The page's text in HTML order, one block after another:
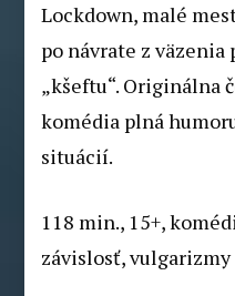
Lockdown, malé
po návrate z väzenia
„kšeftu“. Originálna
komédia plná
situácií.
118 min., 15+,
závislosť, vulgarizmy